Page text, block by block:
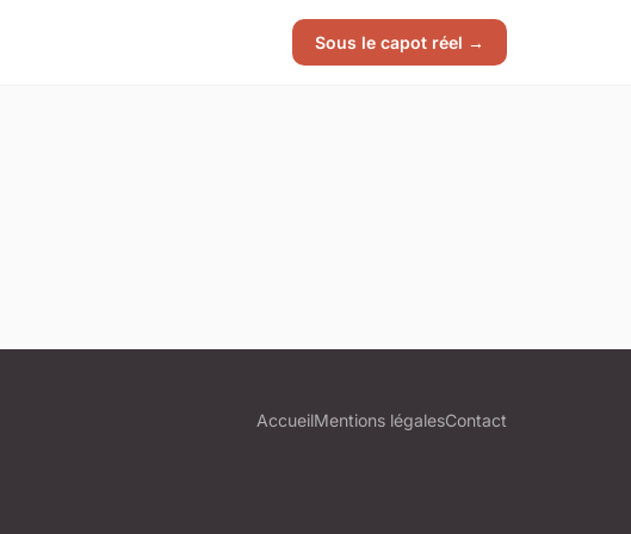
Sous le capot réel →
AccueilMentions légalesContact